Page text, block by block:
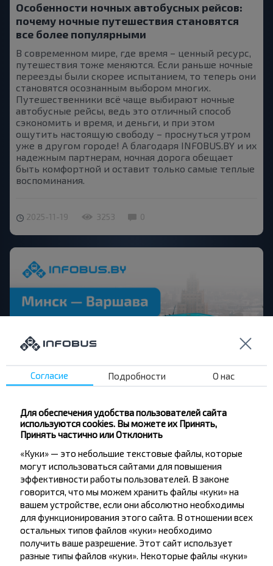
Особенности ночных автобусных рейсов:
почему ночные путешествия становятся
все более популярными
В современном мире, где время – ценный ресурс,
путешествия тоже меняются. Если раньше ночные
переезды были скорее испытанием, то теперь они
становятся осознанным выбором многих.
Путешественники всё чаще выбирают ночные
автобусные рейсы, ведь это отличный способ
сэкономить и время, и деньги, и при этом
ощутить настоящую свободу – проснуться утром
уже в другом городе! А благодаря INFOBUS.BY и их
надежным партнерам, ночная дорога обещает
быть комфортной и оставит только самые теплые
воспоминания.
2025-11-19 3253 0
Скидка на рейс Минск - Варшава от BS БК
Горизонт! Только с 12.11.2025 до 31.12.2025 —
-20%
Планируете поездку из Беларуси в Польшу? У нас
отличные новости! BS БК Горизонт (УНП 100325912)
предлагает специальную цену на утренний рейс
Минск — Варшава (отправление в 4:00). Теперь
билет стоит всего 105 BYN вместо обычных 125
BYN! Акция продлится с 12 ноября по 31 декабря
2025 года. А еще, при покупке билета через сайт
INFOBUS.BY, вы получите скидку 5% по промокоду
Согласие Подробности О нас
Для обеспечения удобства пользователей сайта
используются cookies. Вы можете их Принять,
Принять частично или Отклонить
«Куки» — это небольшие текстовые файлы, которые
могут использоваться сайтами для повышения
эффективности работы пользователей. В законе
говорится, что мы можем хранить файлы «куки» на
вашем устройстве, если они абсолютно необходимы
для функционирования этого сайта. В отношении всех
остальных типов файлов «куки» необходимо
получить ваше разрешение. Этот сайт использует
разные типы файлов «куки». Некоторые файлы «куки»